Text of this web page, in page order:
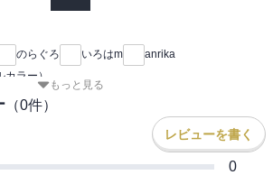
のらぐろ いろはm
anrika
ラー）
もっと見る
（0件）
レビューを書く
0